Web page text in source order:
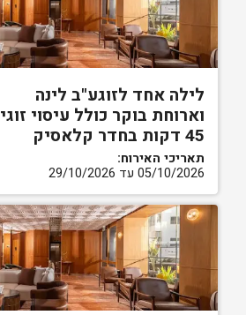
לילה אחד לזוגע"ב לינה
וארוחת בוקר כולל עיסוי זוגי
45 דקות בחדר קלאסיק
תאריכי האירוח:
05/10/2026 עד 29/10/2026